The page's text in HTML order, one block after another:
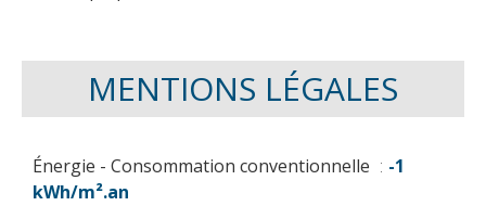
MENTIONS LÉGALES
Énergie - Consommation conventionnelle
-1
kWh/m².an